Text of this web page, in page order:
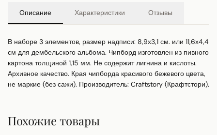
Описание Характеристики Отзывы
В наборе 3 элементов, размер надписи: 8,9х3,1 см. или 11,6х4,4
см для дембельского альбома. Чипборд изготовлен из пивного
картона толщиной 1,15 мм. Не содержит лигнина и кислоты.
Архивное качество. Края чипборда красивого бежевого цвета,
не маркие (без сажи). Производитель: Craftstory (Крафтстори).
Похожие товары